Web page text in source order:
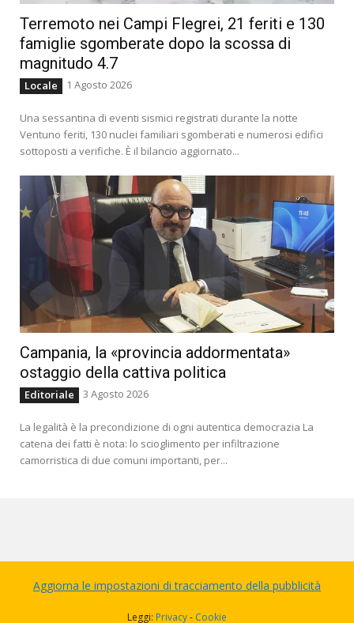
Terremoto nei Campi Flegrei, 21 feriti e 130
famiglie sgomberate dopo la scossa di
magnitudo 4.7
Locale 1 Agosto 2026
Una sessantina di eventi sismici registrati durante la notte
Ventuno feriti, 130 nuclei familiari sgomberati e numerosi edifici
sottoposti a verifiche. È il bilancio aggiornato...
Campania, la «provincia addormentata»
ostaggio della cattiva politica
Editoriale 3 Agosto 2026
La legalità è la precondizione di ogni autentica democrazia La
catena dei fatti è nota: lo scioglimento per infiltrazione
camorristica di due comuni importanti, per...
Aggiorna le impostazioni di tracciamento della pubblicità
Leggi: Privacy- Cookie